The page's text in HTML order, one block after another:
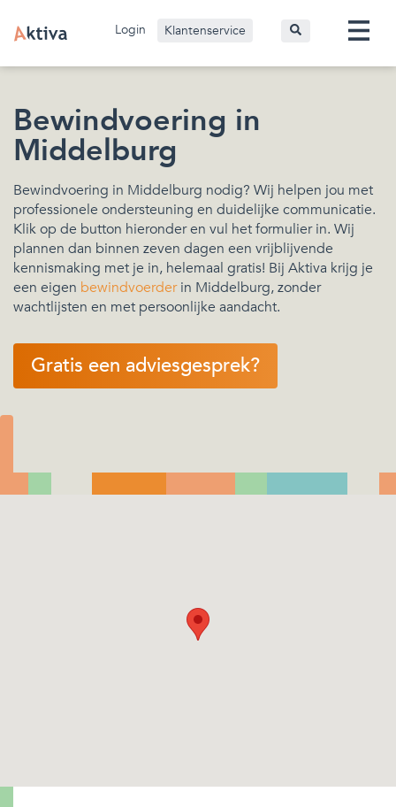
Login Klantenservice
Bewindvoering in
Middelburg
Bewindvoering in Middelburg nodig? Wij helpen jou met
professionele ondersteuning en duidelijke communicatie.
Klik op de button hieronder en vul het formulier in. Wij
plannen dan binnen zeven dagen een vrijblijvende
kennismaking met je in, helemaal gratis! Bij Aktiva krijg je
een eigen bewindvoerderin Middelburg, zonder
wachtlijsten en met persoonlijke aandacht.
Gratis een adviesgesprek?